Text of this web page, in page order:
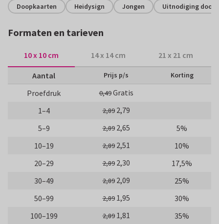
Doopkaarten Heidysign Jongen Uitnodiging
Formaten en tarieven
10 x 10 cm 14 x 14 cm 21 x 21 cm
Aantal Prijs p/s Korting
Proefdruk 0,49Gratis
1–4
2,89 2,79
5–9
2,89 2,65
5%
10–19
2,89 2,51
10%
20–29
2,89 2,30
17,5%
30–49
2,89 2,09
25%
50–99
2,89 1,95
30%
100–199
2,89 1,81
35%